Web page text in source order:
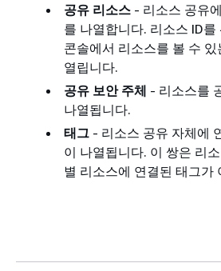
공유 리소스 - 리소스 공유
를 나열합니다. 리소스 ID
콘솔에서 리소스를 볼 수
열립니다.
공유 보안 주체 - 리소스를
나열됩니다.
태그 - 리소스 공유 자체에
이 나열됩니다. 이 쌍은 리
별 리소스에 연결된 태그가